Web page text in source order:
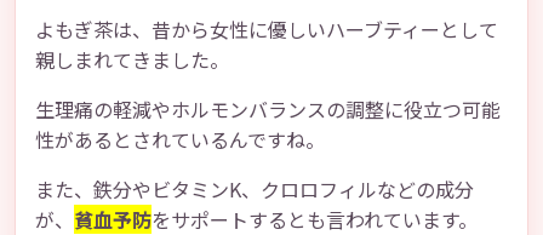
よもぎ茶は、昔から女性に優しいハーブティーとして
親しまれてきました。
生理痛の軽減やホルモンバランスの調整に役立つ可能
性があるとされているんですね。
また、鉄分やビタミンK、クロロフィルなどの成分
が、 貧血予防をサポートするとも言われています。